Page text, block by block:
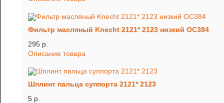
Фильтр масляный Knecht 2121* 2123 низкий OC384
295 p.
Описание товара
Шплинт пальца суппорта 2121* 2123
5 p.